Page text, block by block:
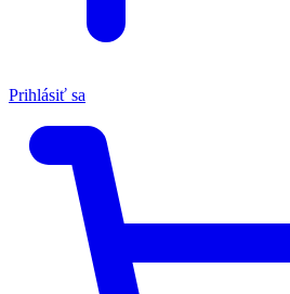
Prihlásiť sa